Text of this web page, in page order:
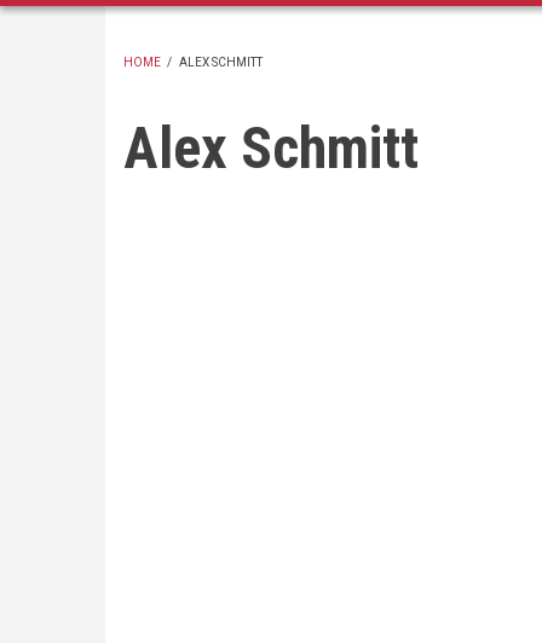
HOME / ALEX SCHMITT
Alex Schmitt